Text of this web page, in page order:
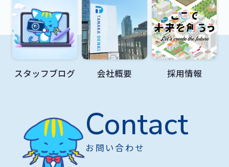
スタッフブログ 会社概要 採用情報
Contact
お問い合わせ